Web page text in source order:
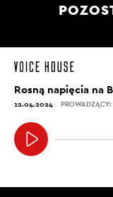
Rosną napięcia na
12.04.2024